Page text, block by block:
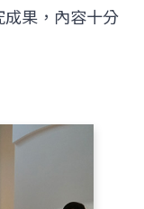
果，內容十分